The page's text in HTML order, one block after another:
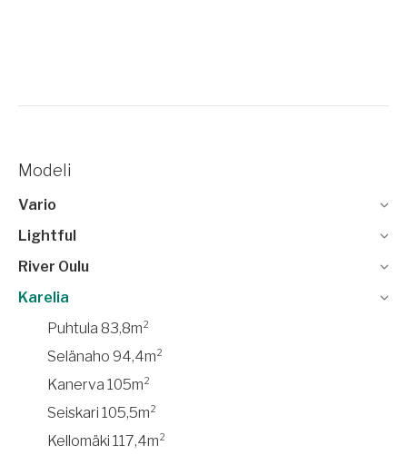
Modeli
Vario
Lightful
River Oulu
Karelia
Puhtula 83,8m²
Selänaho 94,4m²
Kanerva 105m²
Seiskari 105,5m²
Kellomäki 117,4m²